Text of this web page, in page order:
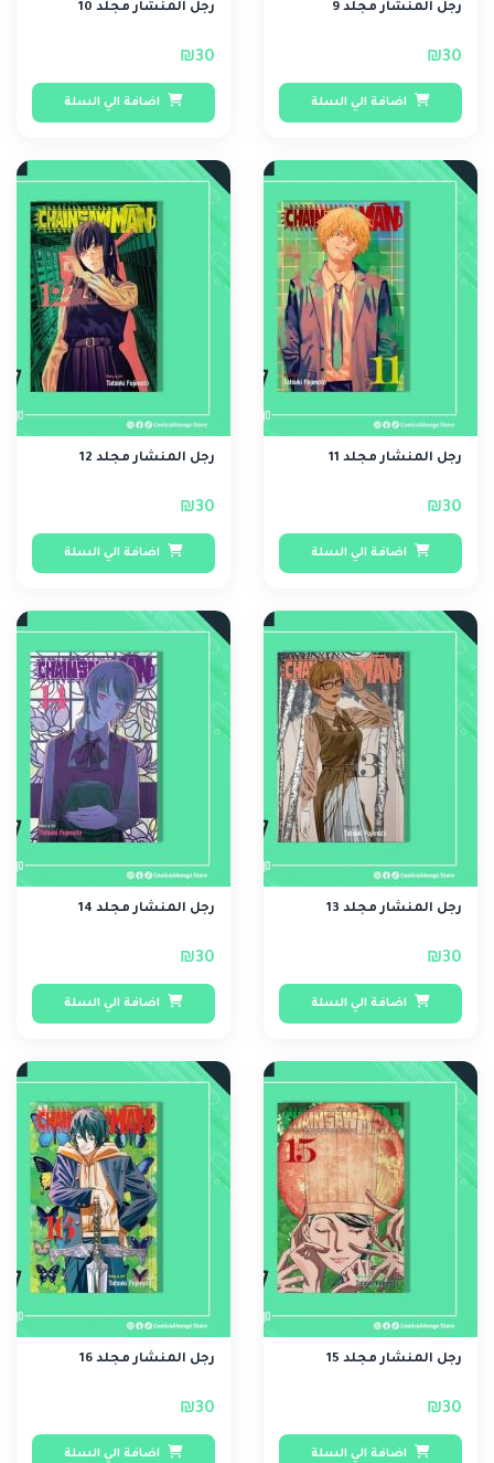
رجل المنشار مجلد 9
₪30
اضافة الي السلة
رجل المنشار مجلد 10
₪30
اضافة الي السلة
رجل المنشار مجلد 11
₪30
اضافة الي السلة
رجل المنشار مجلد 12
₪30
اضافة الي السلة
رجل المنشار مجلد 13
₪30
اضافة الي السلة
رجل المنشار مجلد 14
₪30
اضافة الي السلة
رجل المنشار مجلد 15
₪30
اضافة الي السلة
رجل المنشار مجلد 16
₪30
اضافة الي السلة